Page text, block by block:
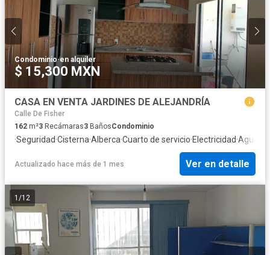
Condominio·en alquiler
$ 15,300 MXN
CASA EN VENTA JARDINES DE ALEJANDRÍA
Calle De Fisher
162 m²3 Recámaras3 BañosCondominio
·Seguridad·Cisterna·Alberca·Cuarto de servicio·Electricidad·Agua
Actualizado hace más de 1 mes Ver en detalle
1 /12